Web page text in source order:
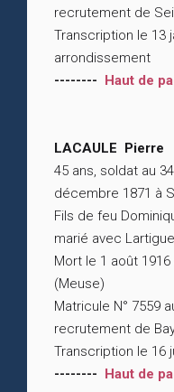
recrutement de
Transcription le 13
arrondissement
-------- Haut de
LACAULE Pierre
45 ans, soldat au
décembre 1871 à
Fils de feu
marié avec
Mort le 1 août
(Meuse)
Matricule N° 7559
recrutement de
Transcription le 16
-------- Haut de